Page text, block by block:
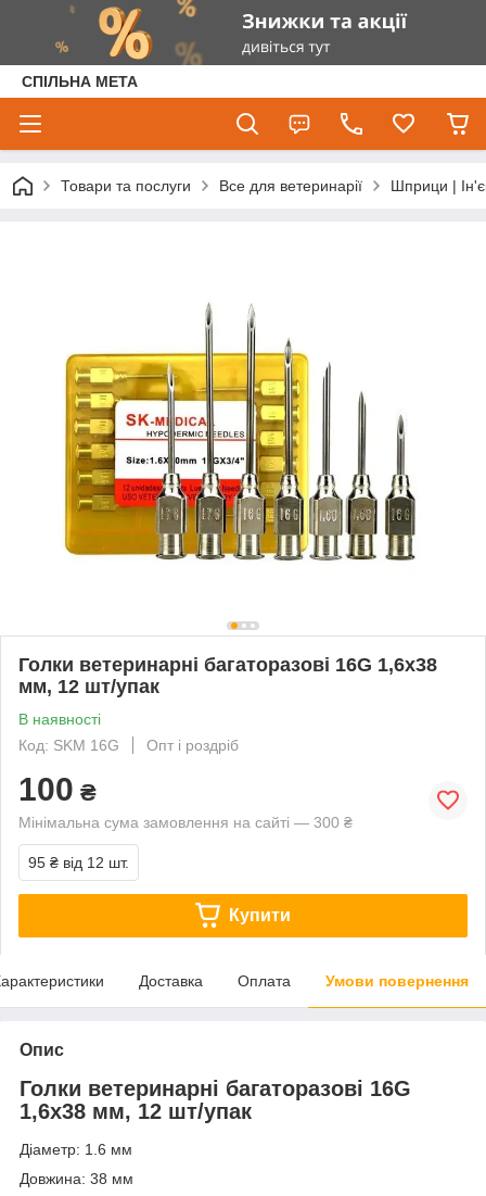
СПІЛЬНА МЕТА
Товари та послуги Все для ветеринарії Шприци |
Голки ветеринарні багаторазові 16G 1,6х38
мм, 12 шт/упак
В наявності
Код: SKM 16G
Опт і роздріб
100 ₴
Мінімальна сума замовлення на сайті — 300 ₴
95 ₴ від 12 шт.
Купити
Доставка Оплата Умови повернення
Опис
Голки ветеринарні багаторазові 16G
1,6х38 мм, 12 шт/упак
Діаметр: 1.6 мм
Довжина: 38 мм